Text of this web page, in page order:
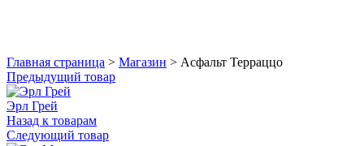
Главная страница > Магазин > Асфальт Терраццо
Предыдущий товар
Эрл Грей
Назад к товарам
Следующий товар